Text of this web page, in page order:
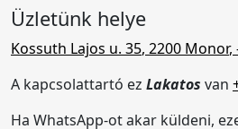
Üzletünk helye
Kossuth Lajos u. 35, 2200 Monor,
A kapcsolattartó ez Lakatos van
Ha WhatsApp-ot akar küldeni,